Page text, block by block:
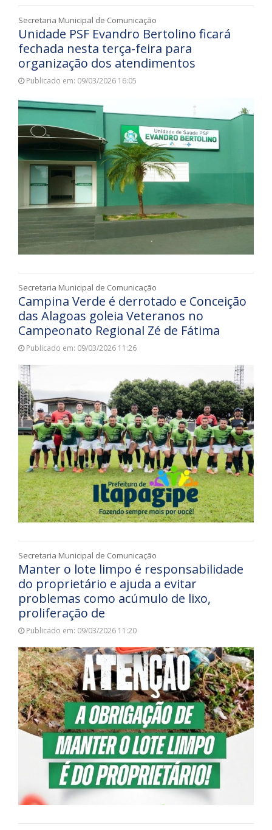
Secretaria Municipal de Comunicação
Unidade PSF Evandro Bertolino ficará
fechada nesta terça-feira para
organização dos atendimentos
Publicado em: 09/03/2026 16:05
Secretaria Municipal de Comunicação
Campina Verde é derrotado e Conceição
das Alagoas goleia Veteranos no
Campeonato Regional Zé de Fátima
Publicado em: 09/03/2026 11:26
Secretaria Municipal de Comunicação
Manter o lote limpo é responsabilidade
do proprietário e ajuda a evitar
problemas como acúmulo de lixo,
proliferação de
Publicado em: 09/03/2026 11:20